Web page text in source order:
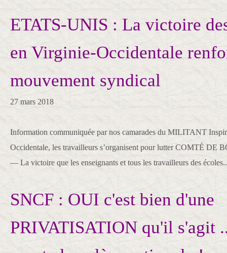
ETATS-UNIS : La victoire
en Virginie-Occidentale
mouvement syndical
27 mars 2018
Information communiquée par nos camarades du MILITANT
Occidentale, les travailleurs s’organisent pour lutter COMTÉ DE
— La victoire que les enseignants et tous les travailleurs des
SNCF : OUI c'est bien d'une
PRIVATISATION qu'il s'agit